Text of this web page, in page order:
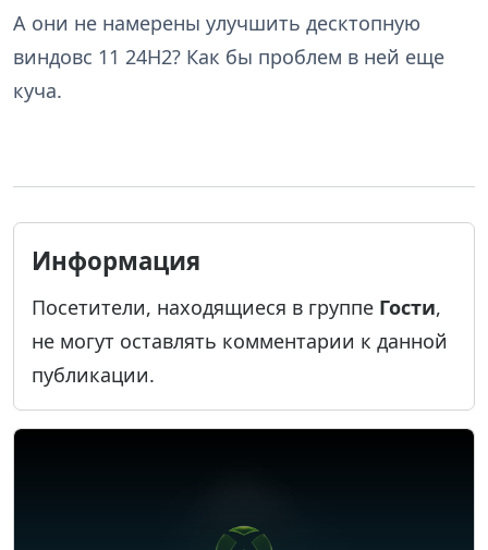
А они не намерены улучшить десктопную
виндовс 11 24Н2? Как бы проблем в ней еще
куча.
Информация
Посетители, находящиеся в группе Гости,
не могут оставлять комментарии к данной
публикации.